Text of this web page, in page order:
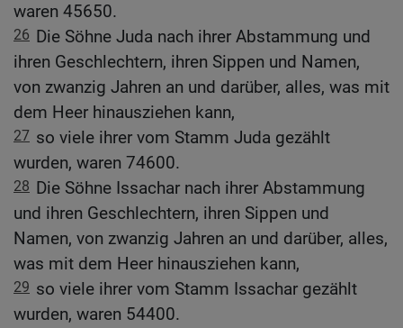
waren 45650.
26 Die Söhne Juda nach ihrer Abstammung und
ihren Geschlechtern, ihren Sippen und Namen,
von zwanzig Jahren an und darüber, alles, was mit
dem Heer hinausziehen kann,
27 so viele ihrer vom Stamm Juda gezählt
wurden, waren 74600.
28 Die Söhne Issachar nach ihrer Abstammung
und ihren Geschlechtern, ihren Sippen und
Namen, von zwanzig Jahren an und darüber, alles,
was mit dem Heer hinausziehen kann,
29 so viele ihrer vom Stamm Issachar gezählt
wurden, waren 54400.